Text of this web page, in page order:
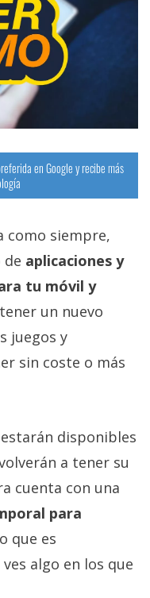
en Google y recibe más
como siempre,
aplicaciones y
tu móvil y
un nuevo
juegos y
sin coste o más
disponibles
a tener su
cuenta con una
para
que es
algo en los que